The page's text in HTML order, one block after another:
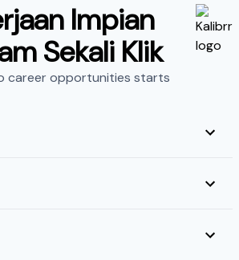
Impian
Sekali Klik
career opportunities starts